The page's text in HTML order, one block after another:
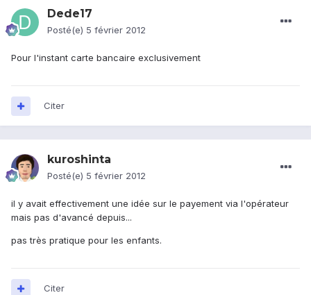
Dede17
Posté(e) 5 février 2012
Pour l'instant carte bancaire exclusivement
Citer
kuroshinta
Posté(e) 5 février 2012
il y avait effectivement une idée sur le payement via l'opérateur
mais pas d'avancé depuis...
pas très pratique pour les enfants.
Citer